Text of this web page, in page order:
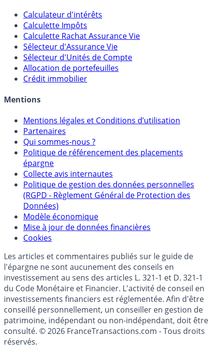
Calculateur d'intérêts
Calculette Impôts
Calculette Rachat Assurance Vie
Sélecteur d'Assurance Vie
Sélecteur d'Unités de Compte
Allocation de portefeuilles
Crédit immobilier
Mentions
Mentions légales et Conditions d’utilisation
Partenaires
Qui sommes-nous ?
Politique de référencement des placements
épargne
Collecte avis internautes
Politique de gestion des données personnelles
(RGPD - Règlement Général de Protection des
Données)
Modèle économique
Mise à jour de données financières
Cookies
Les articles et commentaires publiés sur le guide de
l'épargne ne sont aucunement des conseils en
investissement au sens des articles L. 321-1 et D. 321-1
du Code Monétaire et Financier. L'activité de conseil en
investissements financiers est réglementée. Afin d'être
conseillé personnellement, un conseiller en gestion de
patrimoine, indépendant ou non-indépendant, doit être
consulté. © 2026 FranceTransactions.com - Tous droits
réservés.